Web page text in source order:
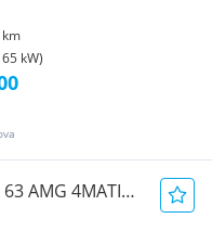
km
kW)
AMG 4MATIC